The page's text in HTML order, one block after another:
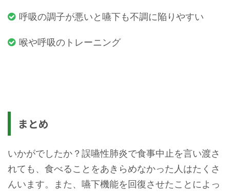
呼吸の調子が悪いと嚥下も不調に陥りやすい
喉や呼吸のトレーニング
まとめ
いかがでしたか？誤嚥性肺炎で食事中止を言い渡さ
れても、食べることをあきらめなかった人はたくさ
んいます。また、嚥下機能を回復させたことによっ